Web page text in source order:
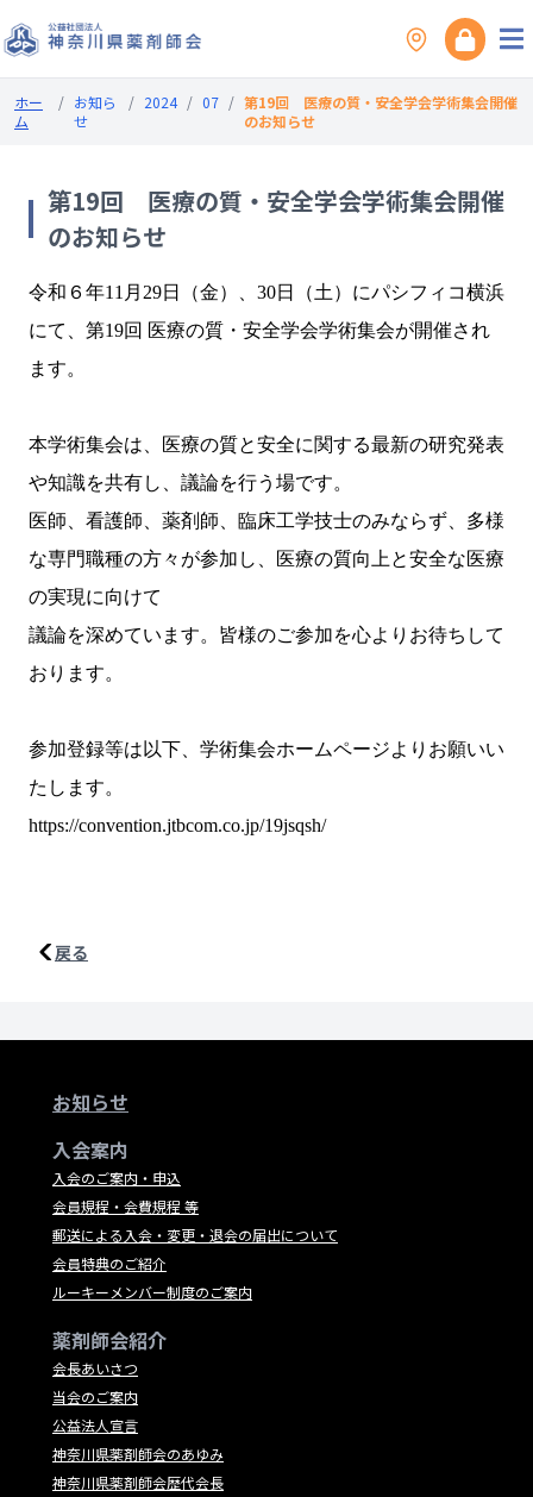
ホー
ム
/ お知ら
せ
/ 2024 / 07 / 第19回 医療の質・安全学会学術集会開催
のお知らせ
第19回 医療の質・安全学会学術集会開催
のお知らせ
令和６年11月29日（金）、30日（土）にパシフィコ横浜
にて、第19回 医療の質・安全学会学術集会が開催され
ます。
本学術集会は、医療の質と安全に関する最新の研究発表
や知識を共有し、議論を行う場です。
医師、看護師、薬剤師、臨床工学技士のみならず、多様
な専門職種の方々が参加し、医療の質向上と安全な医療
の実現に向けて
議論を深めています。皆様のご参加を心よりお待ちして
おります。
参加登録等は以下、学術集会ホームページよりお願いい
たします。
https://convention.jtbcom.co.jp/19jsqsh/
戻る
お知らせ
入会案内
入会のご案内・申込
会員規程・会費規程 等
郵送による入会・変更・退会の届出について
会員特典のご紹介
ルーキーメンバー制度のご案内
薬剤師会紹介
会長あいさつ
当会のご案内
公益法人宣言
神奈川県薬剤師会のあゆみ
神奈川県薬剤師会歴代会長